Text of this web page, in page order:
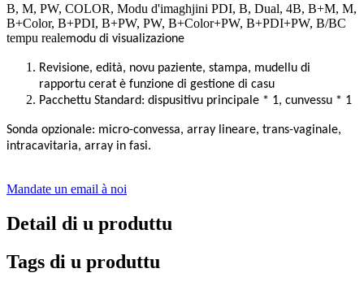
B, M, PW, COLOR, Modu d'imaghjini PDI, B, Dual, 4B, B+M, M,
B+Color, B+PDI, B+PW, PW, B+Color+PW, B+PDI+PW, B/BC
tempu realemodu di visualizazione
Revisione, edità, novu paziente, stampa, mudellu di
rapportu cerat è funzione di gestione di casu
Pacchettu Standard: dispusitivu principale * 1, cunvessu * 1
Sonda opzionale: micro-convessa, array lineare, trans-vaginale,
intracavitaria, array in fasi.
Mandate un email à noi
Detail di u produttu
Tags di u produttu